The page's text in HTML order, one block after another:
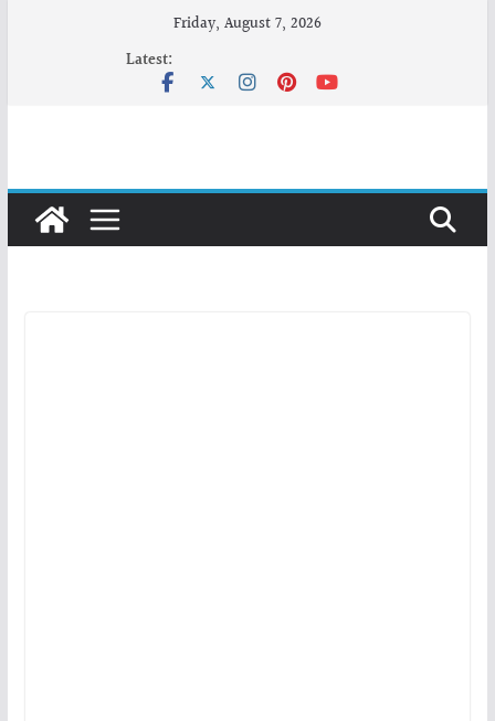
Friday, August 7, 2026
Latest: